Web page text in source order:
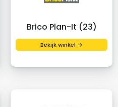
Brico Plan-It (23)
Bekijk winkel →